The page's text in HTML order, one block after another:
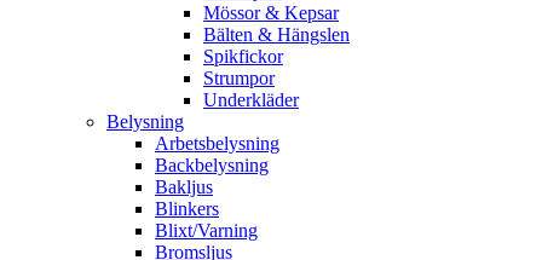
Mössor & Kepsar
Bälten & Hängslen
Spikfickor
Strumpor
Underkläder
Belysning
Arbetsbelysning
Backbelysning
Bakljus
Blinkers
Blixt/Varning
Bromsljus